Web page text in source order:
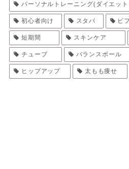
パーソナルトレーニング(ダイエッ
初心者向け スタバ ビ
短期間 スキンケア
チューブ バランスボール
ヒップアップ 太もも痩せ